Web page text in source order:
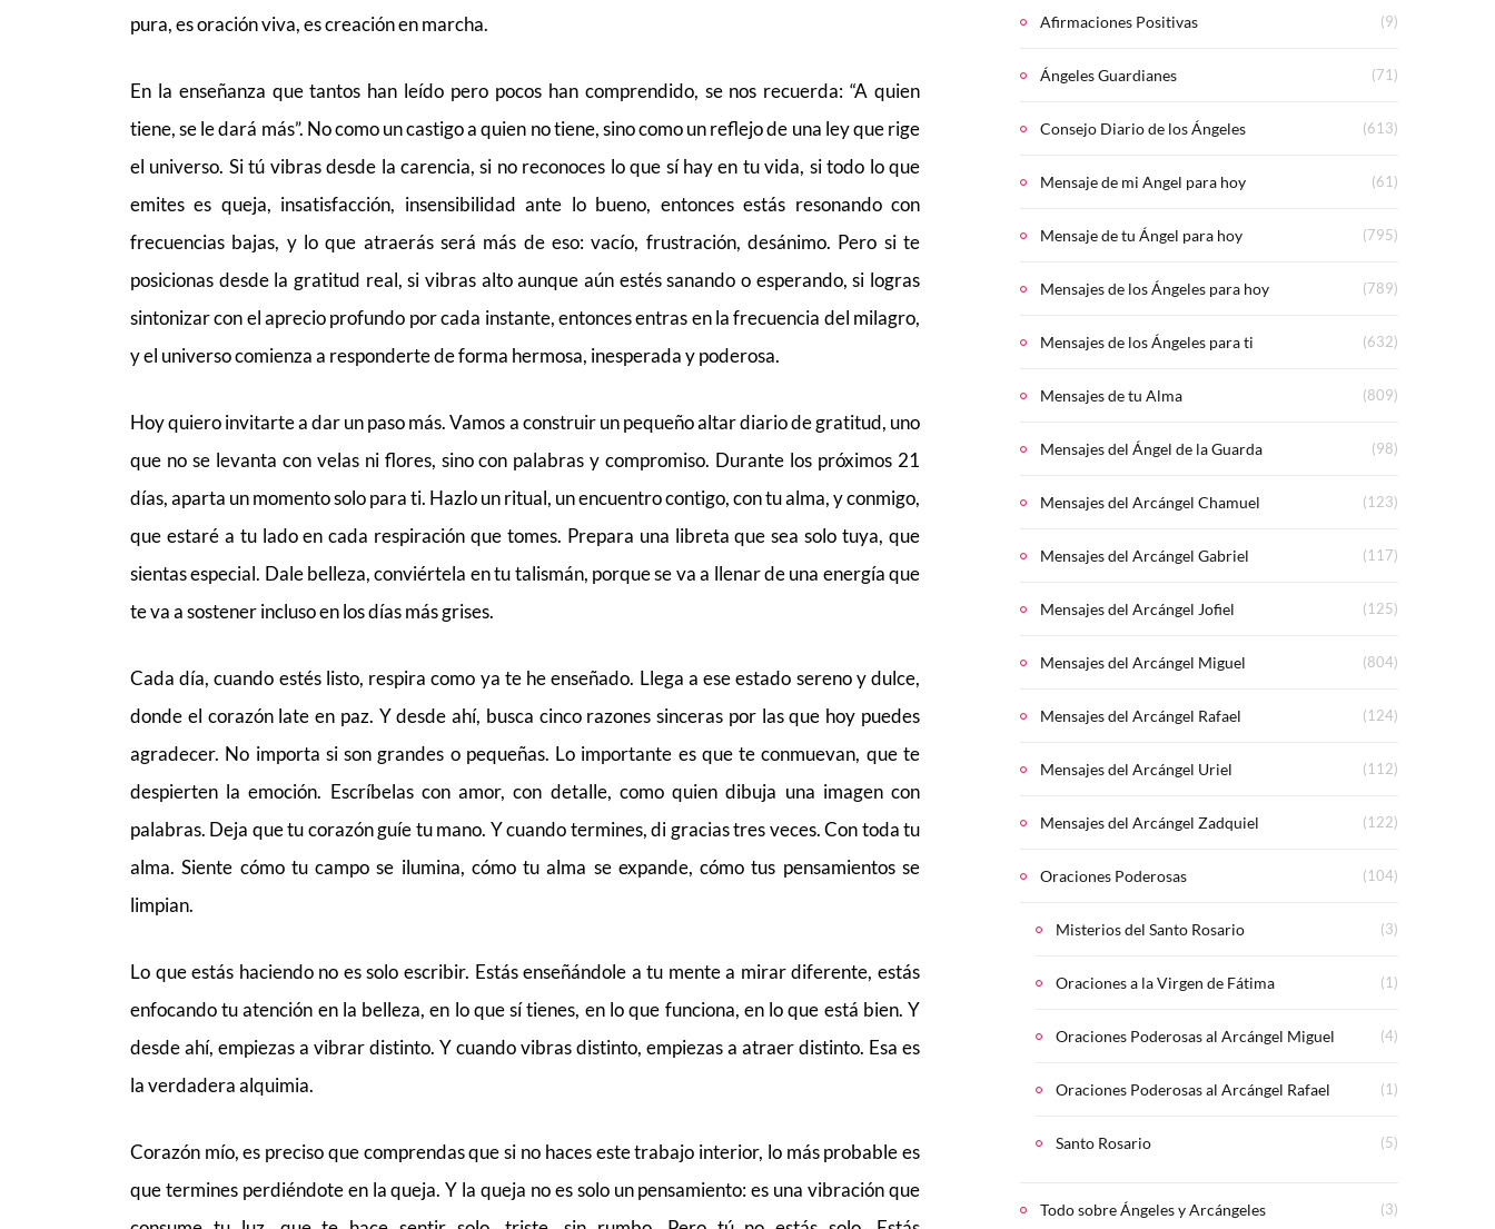
pura, es oración viva, es creación en marcha.
En la enseñanza que tantos han leído pero pocos han comprendido, se nos recuerda: “A quien
tiene, se le dará más”. No como un castigo a quien no tiene, sino como un reflejo de una ley que rige
el universo. Si tú vibras desde la carencia, si no reconoces lo que sí hay en tu vida, si todo lo que
emites es queja, insatisfacción, insensibilidad ante lo bueno, entonces estás resonando con
frecuencias bajas, y lo que atraerás será más de eso: vacío, frustración, desánimo. Pero si te
posicionas desde la gratitud real, si vibras alto aunque aún estés sanando o esperando, si logras
sintonizar con el aprecio profundo por cada instante, entonces entras en la frecuencia del milagro,
y el universo comienza a responderte de forma hermosa, inesperada y poderosa.
Hoy quiero invitarte a dar un paso más. Vamos a construir un pequeño altar diario de gratitud, uno
que no se levanta con velas ni flores, sino con palabras y compromiso. Durante los próximos 21
días, aparta un momento solo para ti. Hazlo un ritual, un encuentro contigo, con tu alma, y conmigo,
que estaré a tu lado en cada respiración que tomes. Prepara una libreta que sea solo tuya, que
sientas especial. Dale belleza, conviértela en tu talismán, porque se va a llenar de una energía que
te va a sostener incluso en los días más grises.
Cada día, cuando estés listo, respira como ya te he enseñado. Llega a ese estado sereno y dulce,
donde el corazón late en paz. Y desde ahí, busca cinco razones sinceras por las que hoy puedes
agradecer. No importa si son grandes o pequeñas. Lo importante es que te conmuevan, que te
despierten la emoción. Escríbelas con amor, con detalle, como quien dibuja una imagen con
palabras. Deja que tu corazón guíe tu mano. Y cuando termines, di gracias tres veces. Con toda tu
alma. Siente cómo tu campo se ilumina, cómo tu alma se expande, cómo tus pensamientos se
limpian.
Lo que estás haciendo no es solo escribir. Estás enseñándole a tu mente a mirar diferente, estás
enfocando tu atención en la belleza, en lo que sí tienes, en lo que funciona, en lo que está bien. Y
desde ahí, empiezas a vibrar distinto. Y cuando vibras distinto, empiezas a atraer distinto. Esa es
la verdadera alquimia.
Corazón mío, es preciso que comprendas que si no haces este trabajo interior, lo más probable es
que termines perdiéndote en la queja. Y la queja no es solo un pensamiento: es una vibración que
Afirmaciones Positivas (9)
Ángeles Guardianes (71)
Consejo Diario de los Ángeles (613)
Mensaje de mi Angel para hoy (61)
Mensaje de tu Ángel para hoy (795)
Mensajes de los Ángeles para hoy (789)
Mensajes de los Ángeles para ti (632)
Mensajes de tu Alma (809)
Mensajes del Ángel de la Guarda (98)
Mensajes del Arcángel Chamuel (123)
Mensajes del Arcángel Gabriel (117)
Mensajes del Arcángel Jofiel (125)
Mensajes del Arcángel Miguel (804)
Mensajes del Arcángel Rafael (124)
Mensajes del Arcángel Uriel (112)
Mensajes del Arcángel Zadquiel (122)
Oraciones Poderosas (104)
Misterios del Santo Rosario (3)
Oraciones a la Virgen de Fátima (1)
Oraciones Poderosas al Arcángel Miguel (4)
Oraciones Poderosas al Arcángel Rafael (1)
Santo Rosario (5)
Todo sobre Ángeles y Arcángeles (3)